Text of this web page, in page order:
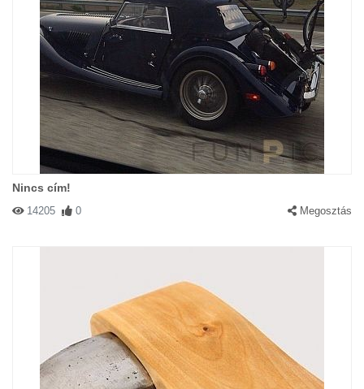
Nincs cím!
14205 0 Megosztás